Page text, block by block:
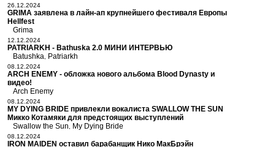
26.12.2024
GRIMA заявлена в лайн-ап крупнейшего фестиваля Европы
Hellfest
Grima
12.12.2024
PATRIARKH - Bathuska 2.0 МИНИ ИНТЕРВЬЮ
Batushka Patriarkh
08.12.2024
ARCH ENEMY - обложка нового альбома Blood Dynasty и
видео!
Arch Enemy
08.12.2024
MY DYING BRIDE привлекли вокалиста SWALLOW THE SUN
Микко Котамяки для предстоящих выступлений
Swallow the Sun
My Dying Bride
08.12.2024
IRON MAIDEN оставил барабанщик Нико МакБрэйн